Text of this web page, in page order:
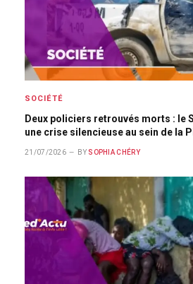
SOCIÉTÉ
Deux policiers retrouvés morts : le
une crise silencieuse au sein de la
21/07/2026 BY SOPHIA CHÉRY